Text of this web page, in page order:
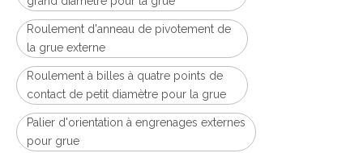
Roulement d'anneau de pivotement de
la grue externe
Roulement à billes à quatre points de
contact de petit diamètre pour la grue
Palier d'orientation à engrenages externes
pour grue